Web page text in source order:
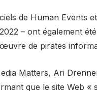
de Human Events
– ont également
de pirates
Matters, Ari
que le site Web